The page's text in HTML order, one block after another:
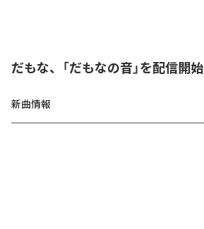
だもな、「だもなの音」を配信開始
新曲情報